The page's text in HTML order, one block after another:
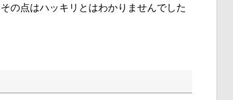
の点はハッキリとはわかりませんでした